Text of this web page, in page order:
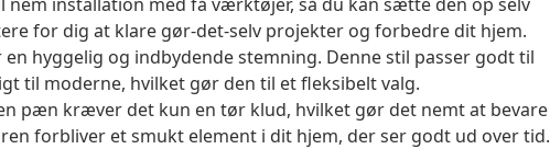
for dig at klare gør-det-selv projekter og forbedre dit hjem.
hyggelig og indbydende stemning. Denne stil passer godt til
til moderne, hvilket gør den til et fleksibelt valg.
pæn kræver det kun en tør klud, hvilket gør det nemt at bevare
forbliver et smukt element i dit hjem, der ser godt ud over tid.